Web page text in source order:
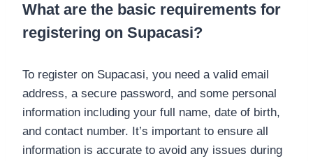
What are the basic requirements for
registering on Supacasi?
To register on Supacasi, you need a valid email
address, a secure password, and some personal
information including your full name, date of birth,
and contact number. It’s important to ensure all
information is accurate to avoid any issues during